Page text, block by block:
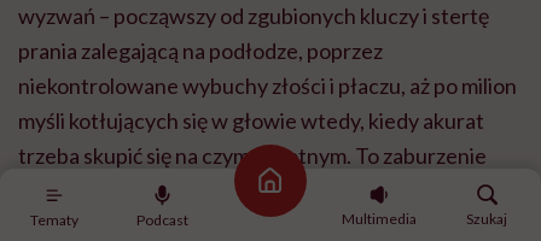
Tematy Podcast
Strona główna
Multimedia
Szukaj
wyzwań – począwszy od zgubionych kluczy i stertę
prania zalegającą na podłodze, poprzez
niekontrolowane wybuchy złości i płaczu, aż po milion
myśli kotłujących się w głowie wtedy, kiedy akurat
trzeba skupić się na czymś istotnym. To zaburzenie
neurorozwojowe charakteryzujące się m.in.
problemami z koncentracją uwagi, nadpobudliwością i